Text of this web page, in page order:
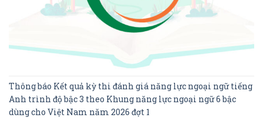
Thông báo Kết quả kỳ thi đánh giá năng lực ngoại ngữ tiếng
Anh trình độ bậc 3 theo Khung năng lực ngoại ngữ 6 bậc
dùng cho Việt Nam năm 2026 đợt 1